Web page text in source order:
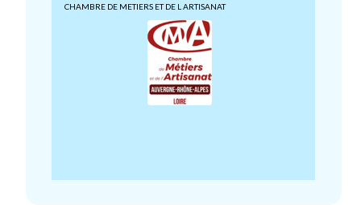
CHAMBRE DE METIERS ET DE L ARTISANAT